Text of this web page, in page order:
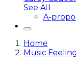
See All
A-
Home
Music